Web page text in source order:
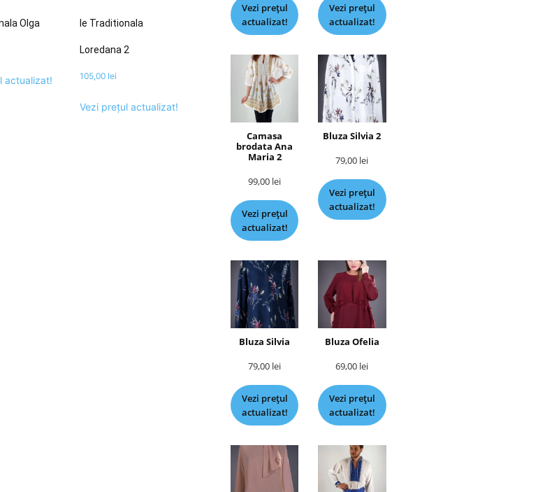
Olga
actualizat!
Ie Traditionala
Loredana 2
105,00 lei
Vezi prețul actualizat!
Vezi prețul
actualizat!
Vezi prețul
actualizat!
Camasa
brodata Ana
Maria 2
99,00 lei
Vezi prețul
actualizat!
Bluza Silvia 2
79,00 lei
Vezi prețul
actualizat!
Bluza Silvia
79,00 lei
Vezi prețul
actualizat!
Bluza Ofelia
69,00 lei
Vezi prețul
actualizat!